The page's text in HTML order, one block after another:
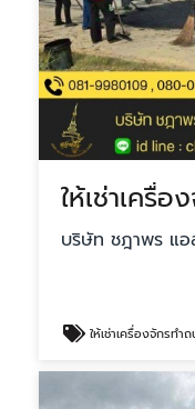
ให้เช่าเครื่
บริษัท ชฎาพร แ
ให้เช่าเครื่องจักรทำ